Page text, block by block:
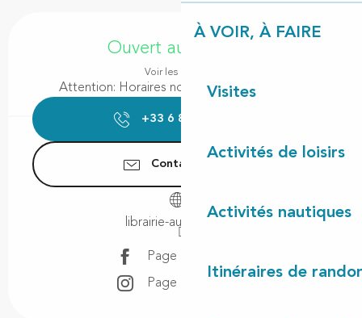
À VOIR, À FAIRE
Visites
Activités de loisirs
Activités nautiques
Itinéraires de
Ouverture et coordonnées
Ouvert aujourd'hui
Voir les horaires
Attention: Horaires non garantis aujourd'hui
+33 6 81 21 65
Contactez-nous
librairie-au-camion.fr
Page Facebook
Page Instagram